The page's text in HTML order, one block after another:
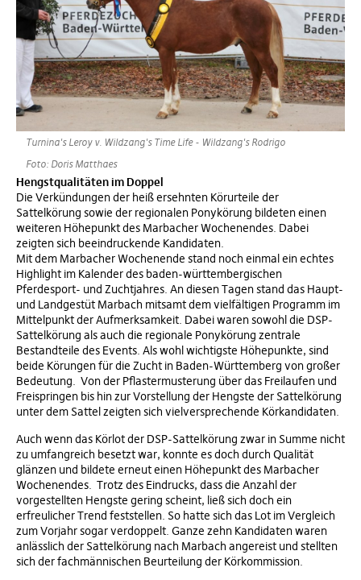
Turnina's Leroy v. Wildzang's Time Life - Wildzang's Rodrigo
Foto: Doris Matthaes
Hengstqualitäten im Doppel
Die Verkündungen der heiß ersehnten Körurteile der
Sattelkörung sowie der regionalen Ponykörung bildeten einen
weiteren Höhepunkt des Marbacher Wochenendes. Dabei
zeigten sich beeindruckende Kandidaten.
Mit dem Marbacher Wochenende stand noch einmal ein echtes
Highlight im Kalender des baden-württembergischen
Pferdesport- und Zuchtjahres. An diesen Tagen stand das Haupt-
und Landgestüt Marbach mitsamt dem vielfältigen Programm im
Mittelpunkt der Aufmerksamkeit. Dabei waren sowohl die DSP-
Sattelkörung als auch die regionale Ponykörung zentrale
Bestandteile des Events. Als wohl wichtigste Höhepunkte, sind
beide Körungen für die Zucht in Baden-Württemberg von großer
Bedeutung. Von der Pflastermusterung über das Freilaufen und
Freispringen bis hin zur Vorstellung der Hengste der Sattelkörung
unter dem Sattel zeigten sich vielversprechende Körkandidaten.
Auch wenn das Körlot der DSP-Sattelkörung zwar in Summe nicht
zu umfangreich besetzt war, konnte es doch durch Qualität
glänzen und bildete erneut einen Höhepunkt des Marbacher
Wochenendes. Trotz des Eindrucks, dass die Anzahl der
vorgestellten Hengste gering scheint, ließ sich doch ein
erfreulicher Trend feststellen. So hatte sich das Lot im Vergleich
zum Vorjahr sogar verdoppelt. Ganze zehn Kandidaten waren
anlässlich der Sattelkörung nach Marbach angereist und stellten
sich der fachmännischen Beurteilung der Körkommission.